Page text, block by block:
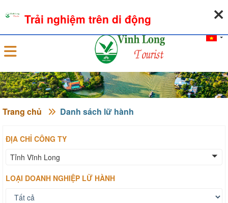
Đăng nhập
Trang chủ Danh sách lữ hành
ĐỊA CHỈ CÔNG TY
Tỉnh Vĩnh Long
LOẠI DOANH NGHIỆP LỮ HÀNH
Trải nghiệm trên di động